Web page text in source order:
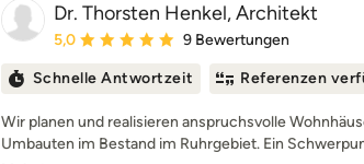
Dr. Thorsten Henkel, Architekt
Durchschnittliche Bewertung: 5 von 5 Sternen
5,0 9 Bewertungen
Schnelle Antwortzeit Referenzen
Wir planen und realisieren anspruchsvolle
Umbauten im Bestand im Ruhrgebiet. Ein